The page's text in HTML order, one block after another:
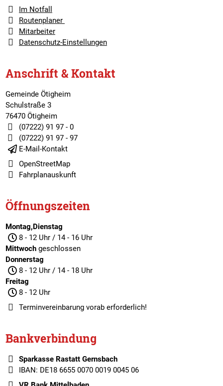
Im Notfall
Routenplaner
Mitarbeiter
Datenschutz-Einstellungen
Anschrift & Kontakt
Gemeinde Ötigheim
Schulstraße 3
76470 Ötigheim
(07222) 91 97 - 0
(07222) 91 97 - 97
E-Mail-Kontakt
OpenStreetMap
Fahrplanauskunft
Öffnungszeiten
Montag,Dienstag
8 - 12 Uhr / 14 - 16 Uhr
Mittwochgeschlossen
Donnerstag
8 - 12 Uhr / 14 - 18 Uhr
Freitag
8 - 12 Uhr
Terminvereinbarungvorab erforderlich!
Bankverbindung
Sparkasse Rastatt Gernsbach
IBAN: DE18 6655 0070 0019 0045 06